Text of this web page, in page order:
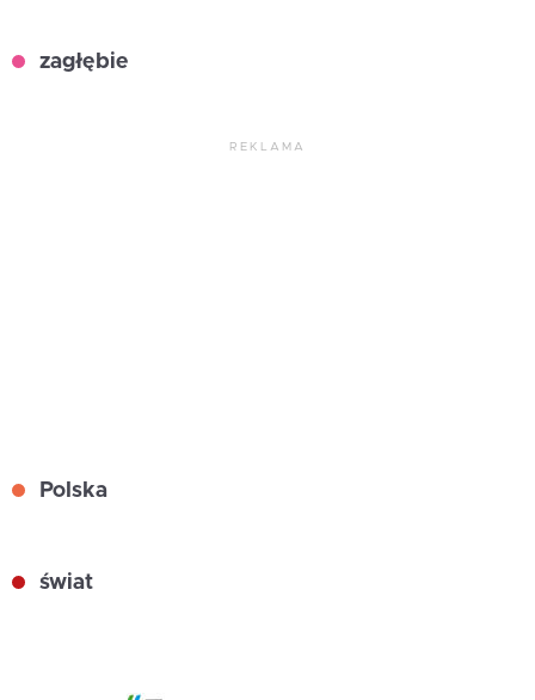
zagłębie
REKLAMA
Polska
świat